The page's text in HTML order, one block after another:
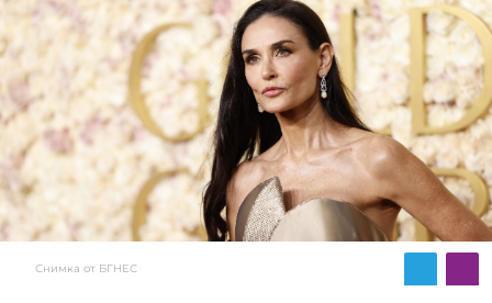
Снимка от БГНЕС